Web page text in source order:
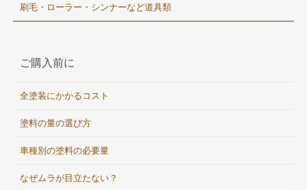
刷毛・ローラー・シンナーなど道具類
ご購入前に
全塗装にかかるコスト
塗料の量の選び方
車種別の塗料の必要量
なぜムラが目立たない？